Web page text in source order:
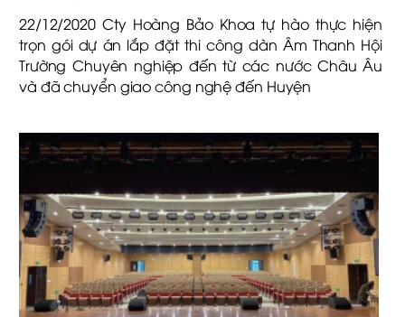
22/12/2020 Cty Hoàng Bảo Khoa tự hào thực hiện
trọn gói dự án lắp đặt thi công dàn Âm Thanh Hội
Trường Chuyên nghiệp đến từ các nước Châu Âu
và đã chuyển giao công nghệ đến Huyện